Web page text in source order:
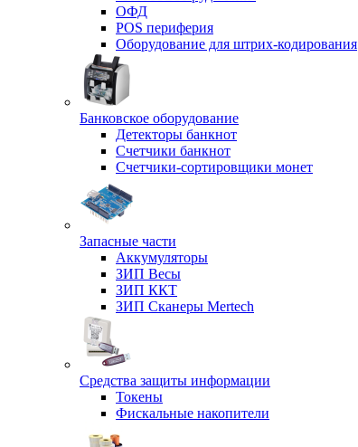
ОФД
POS периферия
Оборудование для штрих-кодирования
Банковское оборудование
Детекторы банкнот
Счетчики банкнот
Счетчики-сортировщики монет
Запасные части
Аккумуляторы
ЗИП Весы
ЗИП ККТ
ЗИП Сканеры Mertech
Средства защиты информации
Токены
Фискальные накопители